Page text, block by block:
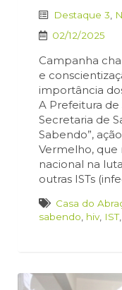
Destaque 3
02/12/2025
Campanha
e
importância
A Prefeitura
Secretaria de
Sabendo”,
Vermelho, que
nacional na
outras ISTs
Casa do
sabendo hiv IST,